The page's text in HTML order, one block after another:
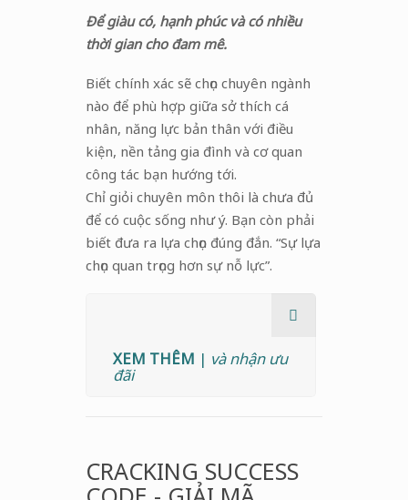
Để giàu có, hạnh phúc và có nhiều
thời gian cho đam mê.
Biết chính xác sẽ chọn chuyên ngành
nào để phù hợp giữa sở thích cá
nhân, năng lực bản thân với điều
kiện, nền tảng gia đình và cơ quan
công tác bạn hướng tới.
Chỉ giỏi chuyên môn thôi là chưa đủ
để có cuộc sống như ý. Bạn còn phải
biết đưa ra lựa chọn đúng đắn. “Sự lựa
chọn quan trọng hơn sự nỗ lực”.
XEM THÊM | và nhận ưu
đãi
CRACKING SUCCESS